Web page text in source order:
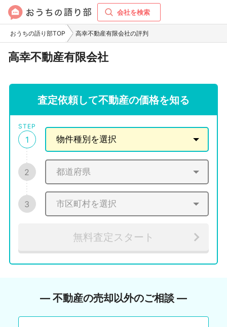
会社を検索
おうちの語り部TOP 高幸不動産有限会社の評判
高幸不動産有限会社
査定依頼して不動産の価格を知る
STEP
1
2
3
無料査定スタート
― 不動産の売却以外のご相談 ―